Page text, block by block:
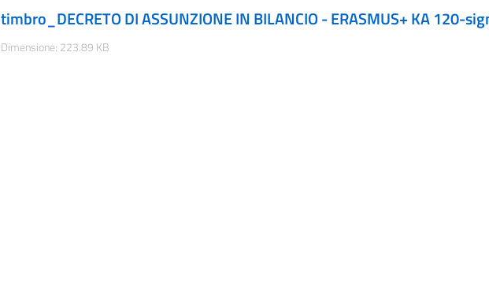
timbro_DECRETO DI ASSUNZIONE IN BILANCIO - ERASMUS+ KA 120-
Dimensione: 223.89 KB